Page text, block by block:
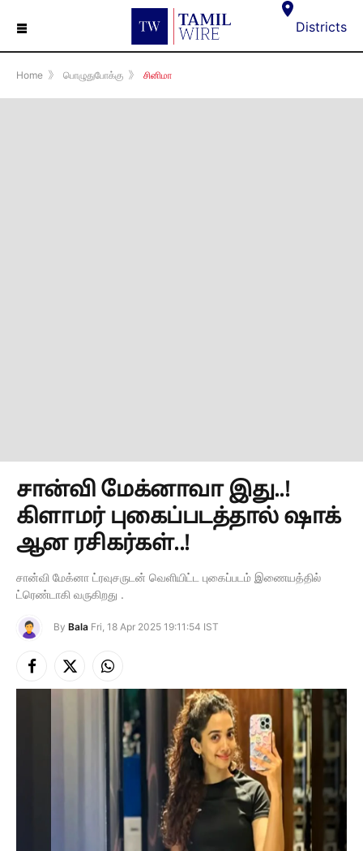
☰ Districts
Home 》 பொழுதுபோக்கு 》 சினிமா
சான்வி மேக்னாவா இது..!
கிளாமர் புகைப்படத்தால் ஷாக்
ஆன ரசிகர்கள்..!
சான்வி மேக்னா ட்ரவுசருடன் வெளியிட்ட புகைப்படம் இணையத்தில்
ட்ரெண்டாகி வருகிறது .
By Bala Fri, 18 Apr 2025 19:11:54 IST
Facebook
X
(Twitter)
Instagram